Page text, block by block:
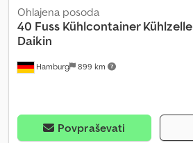
Hamburg 899 km
Ohlajena posoda
40 Fuss Kühlcontainer Kühlzelle
Daikin
Povpraševati